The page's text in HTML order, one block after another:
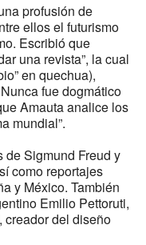
profusión de
ellos el futurismo
Escribió que
una revista”, la cual
en quechua),
fue dogmático
Amauta analice los
mundial”.
de Sigmund Freud y
como reportajes
y México. También
Emilio Pettoruti,
creador del diseño